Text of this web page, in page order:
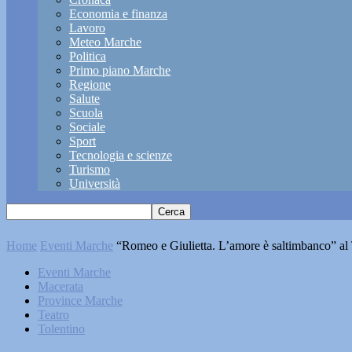
Economia e finanza
Lavoro
Meteo Marche
Politica
Primo piano Marche
Regione
Salute
Scuola
Sociale
Sport
Tecnologia e scienze
Turismo
Università
Home Eventi Marche “Romeo e Giulietta. L’amore è saltimbanco”
Eventi Marche
Macerata
Province Marche
Teatro
Tolentino